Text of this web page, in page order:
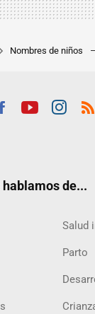
Nombres de niños
hablamos de...
Salud
Parto